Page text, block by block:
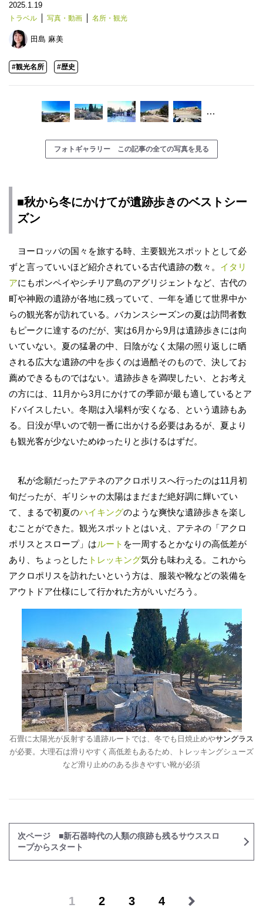
2025.1.19
トラベル 写真・動画 名所・観光
田島 麻美
#観光名所 #歴史
…
フォトギャラリー この記事の全ての写真を見る
■秋から冬にかけてが遺跡歩きのベスト シー
ズン
ヨーロッパの国々を旅する時、主要観光スポットとして必
ずと言っていいほど紹介されている古代遺跡の数々。 イタリ
アにもポンペイやシチリア島のアグリジェントなど、古代の
町や神殿の遺跡が各地に残っていて、一年を通じて世界中か
らの観光客が訪れている。バカンスシーズンの夏は訪問者数
もピークに達するのだが、実は6月から9月は遺跡歩きには向
いていない。夏の猛暑の中、日陰がなく太陽の照り返しに晒
される広大な遺跡の中を歩くのは過酷そのもので、決してお
薦めできるものではない。遺跡歩きを満喫したい、とお考え
の方には、11月から3月にかけての季節が最も適しているとア
ドバイスしたい。冬期は入場料が安くなる、という遺跡もあ
る。日没が早いので朝一番に出かける必要はあるが、夏より
も観光客が少ないためゆったりと歩けるはずだ。
私が念願だったアテネのアクロポリスへ行ったのは11月初
旬だったが、ギリシャの太陽はまだまだ絶好調に輝いてい
て、まるで初夏のハイキングのような爽快な遺跡歩きを楽し
むことができた。観光スポットとはいえ、アテネの「アクロ
ポリスとスロープ」はルート を一周するとかなりの高低差が
あり、ちょっとした トレッキング気分も味わえる。これから
アクロポリスを訪れたいという方は、服装や靴などの装備を
アウトドア仕様にして行かれた方がいいだろう。
石畳に太陽光が反射する遺跡ルートでは、冬でも日焼止めやサングラス
が必要。大理石は滑りやすく高低差もあるため、トレッキングシューズ
など滑り止めのある歩きやすい靴が必須
次ページ ■新石器時代の人類の痕跡も残るサウススロ
ープからスタート
1 2 3 4